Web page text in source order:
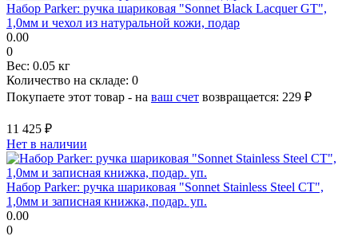
Набор Parker: ручка шариковая "Sonnet Black Lacquer GT",
1,0мм и чехол из натуральной кожи, подар
0.00
0
Вес: 0.05 кг
Количество на складе: 0
Покупаете этот товар - на ваш счет возвращается: 229 ₽
11 425 ₽
Нет в наличии
Набор Parker: ручка шариковая "Sonnet Stainless Steel CT",
1,0мм и записная книжка, подар. уп.
0.00
0